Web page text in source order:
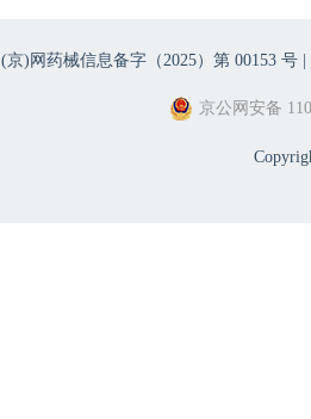
(京)网药械信息备字（2025）第 00153 号 |
京公网安备